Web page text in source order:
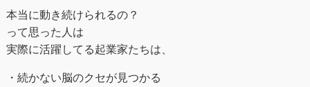
本当に動き続けられるの？
って思った人は
実際に活躍してる起業家たちは、
・続かない脳のクセが見つかる